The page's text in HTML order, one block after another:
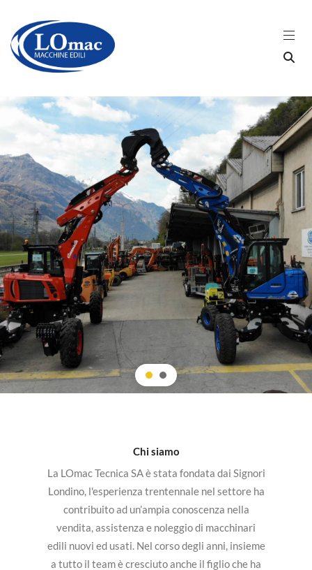
Chi siamo
La LOmac Tecnica SA è stata fondata dai Signori
Londino, l'esperienza trentennale nel settore ha
contribuito ad un’ampia conoscenza nella
vendita, assistenza e noleggio di macchinari
edili nuovi ed usati. Nel corso degli anni, insieme
a tutto il team è cresciuto anche il figlio che ha